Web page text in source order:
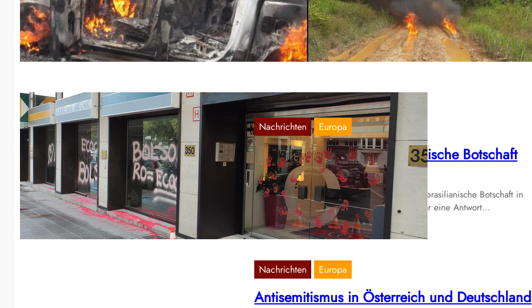
Am Mittwoch, den 04. März wurden mehrere Patrouillen der
Nationalpolizei im Gebiet der Flüsse Apurimac und Mantaro in der
Provinz…
Nachrichten Europa
Belgien: Angriff auf brasilianische Botschaft
Sep. 15, 2019
In der Nacht des 11. Septembers wurde die brasilianische Botschaft in
Brüssel mit Farbe angegriffen. Der Angriff war eine Antwort…
Nachrichten Europa
Antisemitismus in Österreich und Deutschland